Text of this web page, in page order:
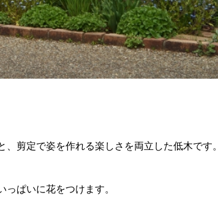
剪定で姿を作れる楽しさを両立した低木です。
ぱいに花をつけます。